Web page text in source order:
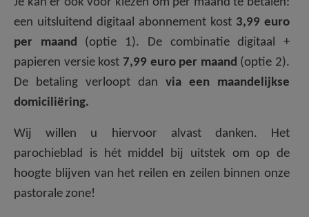
een uitsluitend digitaal abonnement kost 3,99 euro
per maand (optie 1). De combinatie digitaal +
papieren versie kost 7,99 euro per maand (optie 2).
De betaling verloopt dan via een maandelijkse
domiciliëring.
Wij willen u hiervoor alvast danken. Het
parochieblad is hét middel bij uitstek om op de
hoogte blijven van het reilen en zeilen binnen onze
pastorale zone!